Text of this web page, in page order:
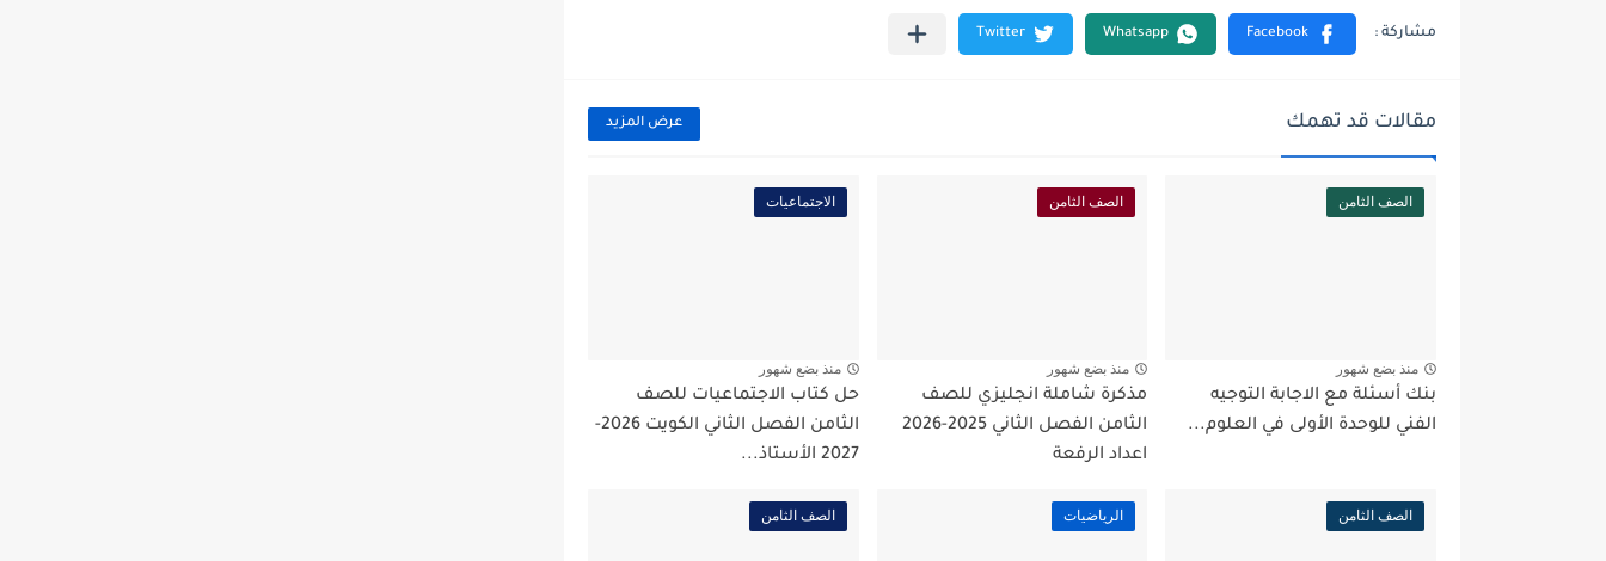
مقالات قد تهمك عرض المزيد
الصف الثامن
منذ بضع شهور
بنك أسئلة مع الاجابة التوجيه
الفني للوحدة الأولى في العلوم...
الصف الثامن
منذ بضع شهور
مذكرة شاملة انجليزي للصف
الثامن الفصل الثاني 2025-2026
اعداد الرفعة
الاجتماعيات
منذ بضع شهور
حل كتاب الاجتماعيات للصف
الثامن الفصل الثاني الكويت 2026-
2027 الأستاذ...
الصف الثامن الرياضيات الصف الثامن